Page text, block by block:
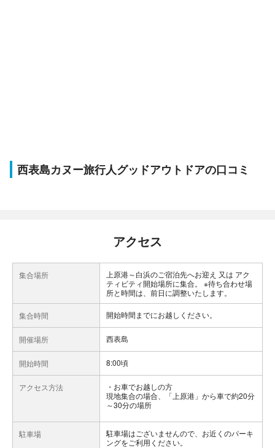
西表島カヌー旅行人グッドアウトドアの口コミ
アクセス
集合場所
上原港～白浜のご宿泊先へお迎え 又は アク
ティビティ開始場所に集合。 ※待ち合わせ場
所と時間は、前日に調整いたします。
集合時間 開始時間までにお越しください。
開催場所 西表島
開始時間 8:00頃
アクセス方法
お車でお越しの方
現地集合の場合、「上原港」から車で約20分
～30分の場所
駐車場
駐車場はございませんので、お近くのパーキ
ングをご利用ください。